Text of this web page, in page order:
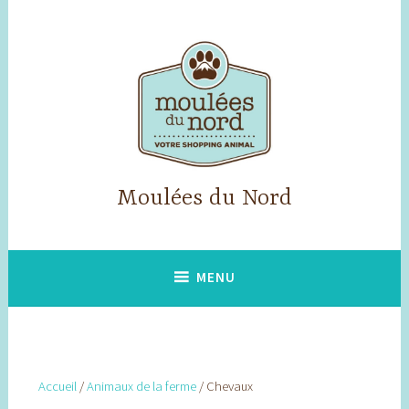
Moulées du Nord
MENU
Accueil/Animaux de la ferme/ Chevaux